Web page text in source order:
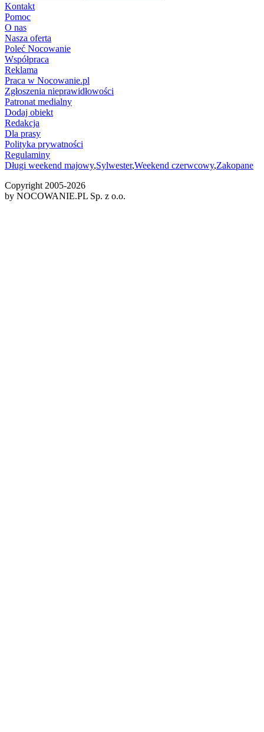
Kontakt
Pomoc
O nas
Nasza oferta
Poleć Nocowanie
Współpraca
Reklama
Praca w Nocowanie.pl
Zgłoszenia nieprawidłowości
Patronat medialny
Dodaj obiekt
Redakcja
Dla prasy
Polityka prywatności
Regulaminy
Długi weekend majowy,Sylwester,Weekend czerwcowy,Zakopane
Copyright 2005-2026
by NOCOWANIE.PL Sp. z o.o.